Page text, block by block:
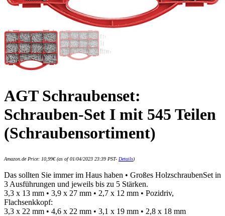
AGT Schraubenset:
Schrauben-Set I mit 545 Teilen
(Schraubensortiment)
Amazon.de Price: 10,99€(as of 01/04/2023 23:39 PST- Details)
Das sollten Sie immer im Haus haben • Großes HolzschraubenSet in
3 Ausführungen und jeweils bis zu 5 Stärken.
3,3 x 13 mm • 3,9 x 27 mm • 2,7 x 12 mm • Pozidriv,
Flachsenkkopf:
3,3 x 22 mm • 4,6 x 22 mm • 3,1 x 19 mm • 2,8 x 18 mm